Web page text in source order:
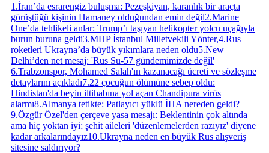
1 .İran’da esrarengiz buluşma: Pezeşkiyan, karanlık bir araçta
görüştüğü kişinin Hamaney olduğundan emin değil2.Marine
One’da tehlikeli anlar: Trump’ı taşıyan helikopter yolcu uçağıyla
burun buruna geldi3.MHP İstanbul Milletvekili Yönter,4.Rus
roketleri Ukrayna’da büyük yıkımlara neden oldu5.New
Delhi’den net mesaj: 'Rus Su-57 gündemimizde değil'
6.Trabzonspor, Mohamed Salah'ın kazanacağı ücreti ve sözleşme
detaylarını açıkladı7.22 çocuğun ölümüne sebep oldu:
Hindistan'da beyin iltihabına yol açan Chandipura virüs
alarmı8.Almanya tetikte: Patlayıcı yüklü İHA nereden geldi?
9.Özgür Özel'den çerçeve yasa mesajı: Beklentinin çok altında
ama hiç yoktan iyi; şehit aileleri 'düzenlemelerden razıyız' diyene
kadar arkalarındayız10.Ukrayna neden en büyük Rus alışveriş
sitesine saldırıyor?